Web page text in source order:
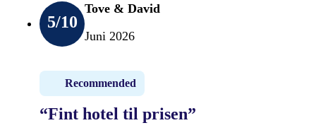
5/10
Tove & David
Juni 2026
Recommended
“Fint hotel til prisen”